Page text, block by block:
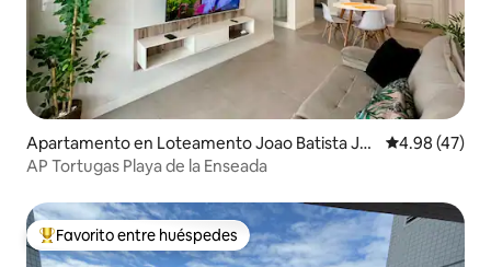
Apartamento en Loteamento Joao Batista Juli
ao
Calificación
4.98 (47)
AP Tortugas Playa de la Enseada
Favorito entre huéspedes preferido
Favorito entre huéspedes